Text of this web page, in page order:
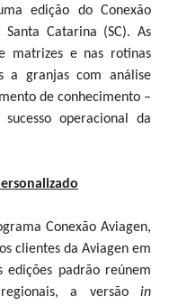
edição do Conexão
Catarina (SC). As
matrizes e nas rotinas
a granjas com análise
de conhecimento –
operacional da
Conexão Aviagen,
clientes da Aviagen em
edições padrão reúnem
a versão in